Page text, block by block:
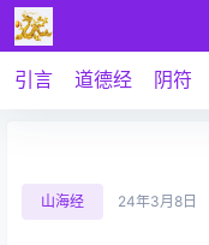
引言 道德经 阴符
山海经 24年3月8日